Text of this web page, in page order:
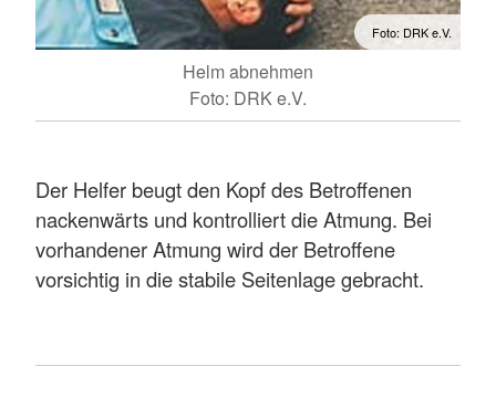
Foto: DRK e.V.
Helm abnehmen
Foto: DRK e.V.
Der Helfer beugt den Kopf des Betroffenen
nackenwärts und kontrolliert die Atmung. Bei
vorhandener Atmung wird der Betroffene
vorsichtig in die stabile Seitenlage gebracht.